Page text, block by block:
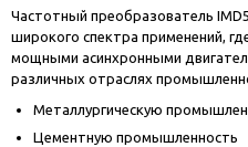
Частотный преобразователь
широкого спектра применений,
мощными асинхронными
различных отраслях
Металлургическую
Цементную промышленность